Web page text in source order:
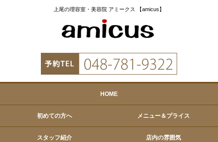
上尾の理容室・美容院 アミークス 【amicus】
HOME
初めての方へ メニュー＆プライス
スタッフ紹介 店内の雰囲気